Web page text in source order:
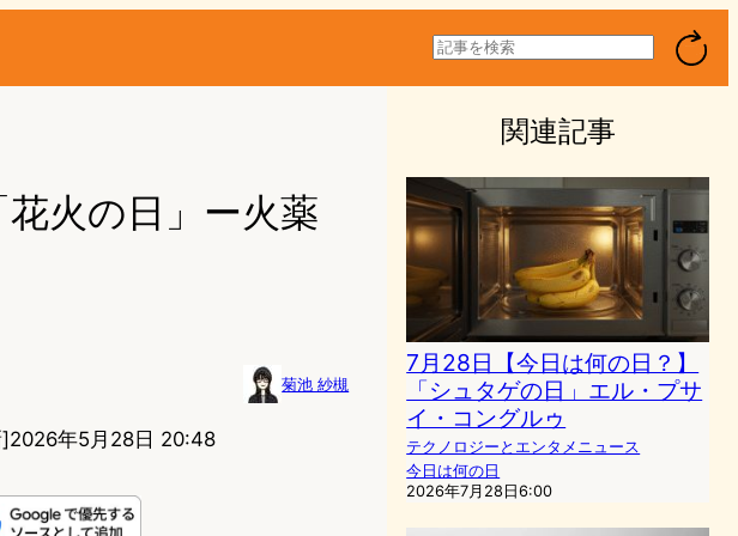
検
索
火の日」ー火薬
菊池 紗槻
2026年5月28日 20:48
関連記事
7月28日【今日は何の日？】
「シュタゲの日」エル・プサ
イ・コングルゥ
テクノロジーとエンタメニュース
今日は何の日
2026年7月28日6:00